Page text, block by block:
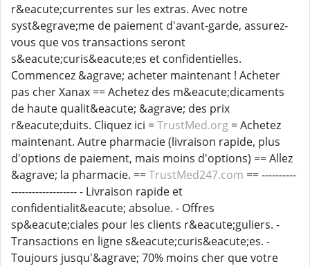
r&eacute;currentes sur les extras. Avec notre
syst&egrave;me de paiement d'avant-garde, assurez-
vous que vos transactions seront
s&eacute;curis&eacute;es et confidentielles.
Commencez &agrave; acheter maintenant ! Acheter
pas cher Xanax == Achetez des m&eacute;dicaments
de haute qualit&eacute; &agrave; des prix
r&eacute;duits. Cliquez ici =TrustMed.org = Achetez
maintenant. Autre pharmacie (livraison rapide, plus
d'options de paiement, mais moins d'options) == Allez
&agrave; la pharmacie. ==TrustMed247.com == ----------
------------------- - Livraison rapide et
confidentialit&eacute; absolue. - Offres
sp&eacute;ciales pour les clients r&eacute;guliers. -
Transactions en ligne s&eacute;curis&eacute;es. -
Toujours jusqu'&agrave; 70% moins cher que votre